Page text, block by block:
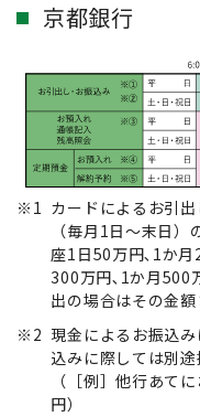
京都銀行
※1 カードによるお引
（毎月1日～末日
座1日50万円､1か
300万円､1か月500
出の場合はその金額
※2 現金によるお振込
込みに際しては別途
（［例］他行あて
円）